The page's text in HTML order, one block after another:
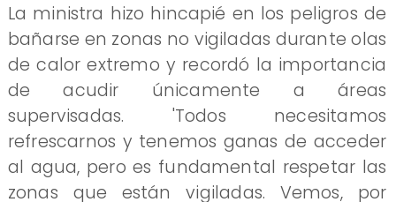
La ministra hizo hincapié en los peligros de
bañarse en zonas no vigiladas durante olas
de calor extremo y recordó la importancia
de acudir únicamente a áreas
supervisadas. 'Todos necesitamos
refrescarnos y tenemos ganas de acceder
al agua, pero es fundamental respetar las
zonas que están vigiladas. Vemos, por